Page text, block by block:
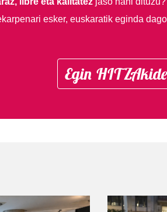
esker, euskaratik eginda
Egin HITZAkide